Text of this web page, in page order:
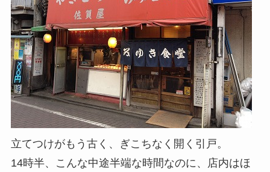
立てつけがもう古く、ぎこちなく開く引戸。
14時半、こんな中途半端な時間なのに、店内はほ